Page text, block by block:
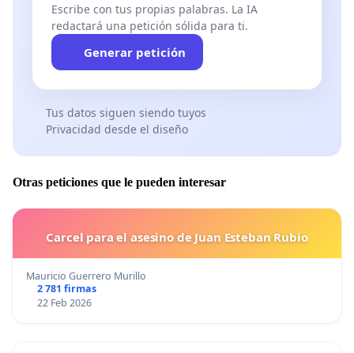
Escribe con tus propias palabras. La IA
redactará una petición sólida para ti.
Generar petición
Tus datos siguen siendo tuyos
Privacidad desde el diseño
Otras peticiones que le pueden interesar
Carcel para el asesino de Juan Esteban Rubio
Mauricio Guerrero Murillo
2 781 firmas
22 Feb 2026